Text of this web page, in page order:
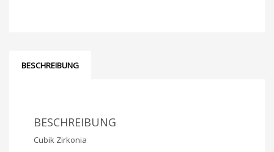
BESCHREIBUNG
BESCHREIBUNG
Cubik Zirkonia